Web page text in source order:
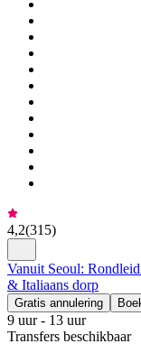
4,2(315)
Vanuit Seoul:
& Italiaans dorp
Gratis annulering
9 uur - 13 uur
Transfers beschikbaar